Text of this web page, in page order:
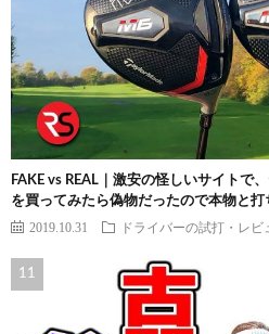
FAKE vs REAL｜激安の怪しいサイトで
を買ってみたら偽物だったので本物と
2019.10.31 ドライバーの試打・レビ